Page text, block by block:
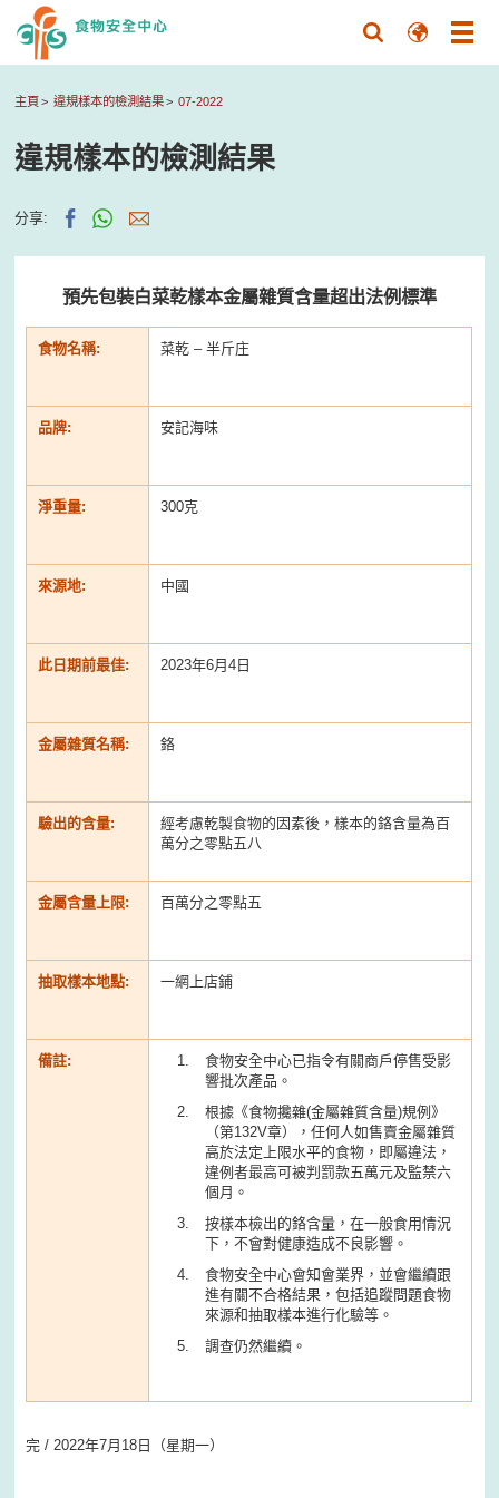
主頁 違規樣本的檢測結果 07-2022
違規樣本的檢測結果
分享:
預先包裝白菜乾樣本金屬雜質含量超出法例標準
食物名稱: 菜乾 – 半斤庄
品牌: 安記海味
淨重量: 300克
來源地: 中國
此日期前最佳: 2023年6月4日
金屬雜質名稱: 鉻
驗出的含量:
經考慮乾製食物的因素後，樣本的鉻含量為百
萬分之零點五八
金屬含量上限: 百萬分之零點五
抽取樣本地點: 一網上店鋪
備註:
食物安全中心已指令有關商戶停售受影
響批次產品。
根據《食物攙雜(金屬雜質含量)規例》
（第132V章），任何人如售賣金屬雜質
高於法定上限水平的食物，即屬違法，
違例者最高可被判罰款五萬元及監禁六
個月。
按樣本檢出的鉻含量，在一般食用情況
下，不會對健康造成不良影響。
食物安全中心會知會業界，並會繼續跟
進有關不合格結果，包括追蹤問題食物
來源和抽取樣本進行化驗等。
調查仍然繼續。
完 / 2022年7月18日（星期一）